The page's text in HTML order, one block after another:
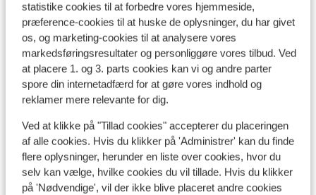
statistike cookies til at forbedre vores hjemmeside,
præference-cookies til at huske de oplysninger, du har givet
os, og marketing-cookies til at analysere vores
markedsføringsresultater og personliggøre vores tilbud. Ved
at placere 1. og 3. parts cookies kan vi og andre parter
spore din internetadfærd for at gøre vores indhold og
reklamer mere relevante for dig.
Ved at klikke på "Tillad cookies" accepterer du placeringen
af alle cookies. Hvis du klikker på 'Administrer' kan du finde
flere oplysninger, herunder en liste over cookies, hvor du
selv kan vælge, hvilke cookies du vil tillade. Hvis du klikker
på 'Nødvendige', vil der ikke blive placeret andre cookies
Se på kort
I området
Afstand til centrum: ca. 300 meter
Afstand til skilift ca. 50 meter
Afstand til nærmeste butikker ca. 300 meter
Afstand til nærmeste kiosk ca. 300 meter
Nærmeste restaurant ca. 300 meter